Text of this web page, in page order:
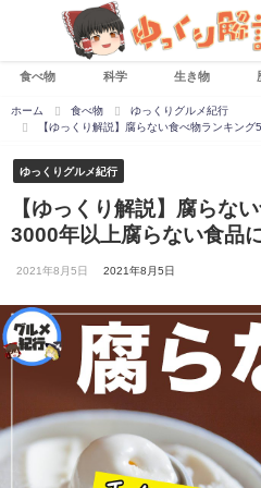
食べ物 科学 生き物
ホーム 食べ物
ゆっくりグルメ紀行
【ゆっくり解説】腐らない食べ物ランキン
ゆっくりグルメ紀行
【ゆっくり解説】腐らな
3000年以上腐らない食品
2021年8月5日 2021年8月5日